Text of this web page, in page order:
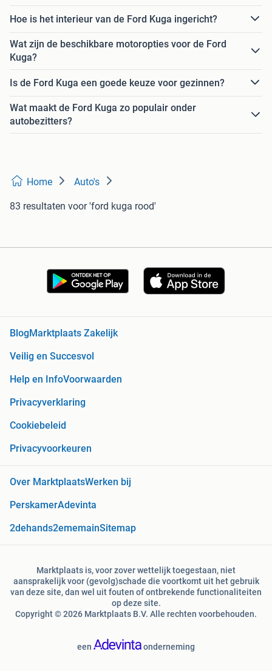
Hoe is het interieur van de Ford Kuga ingericht?
Wat zijn de beschikbare motoropties voor de Ford
Kuga?
Is de Ford Kuga een goede keuze voor gezinnen?
Wat maakt de Ford Kuga zo populair onder
autobezitters?
Home Auto's
83 resultaten voor 'ford kuga rood'
Blog Marktplaats Zakelijk
Veilig en Succesvol
Help en InfoVoorwaarden
Privacyverklaring
Cookiebeleid
Privacyvoorkeuren
Over MarktplaatsWerken bij
PerskamerAdevinta
2dehands2ememainSitemap
Marktplaats is, voor zover wettelijk toegestaan, niet
aansprakelijk voor (gevolg)schade die voortkomt uit het gebruik
van deze site, dan wel uit fouten of ontbrekende functionaliteiten
op deze site.
Copyright © 2026 Marktplaats B.V. Alle rechten voorbehouden.
een onderneming